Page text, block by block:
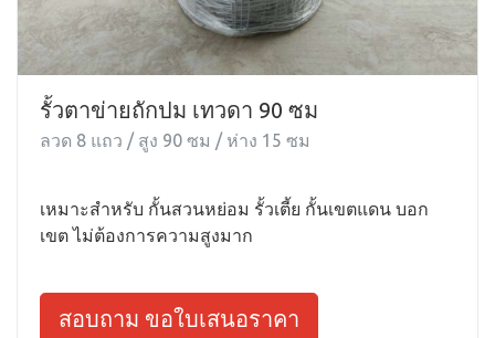
รั้วตาข่ายถักปม เทวดา 90 ซม
ลวด 8 แถว / สูง 90 ซม / ห่าง 15 ซม
เหมาะสำหรับ กั้นสวนหย่อม รั้วเตี้ย กั้นเขตแดน บอก
เขต ไม่ต้องการความสูงมาก
สอบถาม ขอใบเสนอราคา